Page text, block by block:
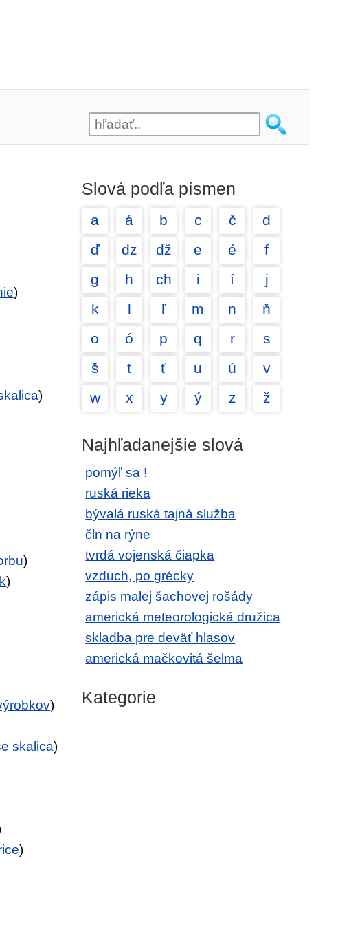
)
)
)
)
)
skalica)
)
Slová podľa písmen
a á b c č
d
ď
dz dž e é
f
g
h ch i í
j
k
l ľ m n
ň
o
ó p q r
s
š
t ť u ú
v
w
x y ý z ž
Najhľadanejšie slová
pomýľ sa !
ruská rieka
bývalá ruská tajná služba
čln na rýne
tvrdá vojenská čiapka
vzduch, po grécky
zápis malej šachovej rošády
americká meteorologická družica
skladba pre deväť hlasov
americká mačkovitá šelma
Kategorie